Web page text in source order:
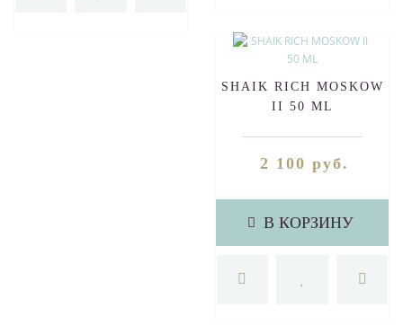
SHAIK RICH MOSKOW
II 50 ML
2 100 руб.
В КОРЗИНУ